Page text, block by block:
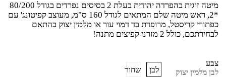
מיטה זוגית בהפרדה יהודית בעלת 2 בסיסים נפרדים בגודל 80/200
*2, ראש מיטה שלם המתאים לגודל 160 ס"מ, מעוצב קפיטונג' עם
כפתורי קריסטל, מרופדת בד דמוי עור או מלמין יצוק בהתאם
לבחירתכם, כולל 2 מזרני קפיצים מתנה!
צבע
לבן מלמין יצוק
לבן
שחור